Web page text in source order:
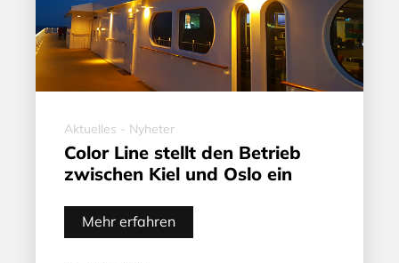
Aktuelles - Nyheter
Color Line stellt den Betrieb
zwischen Kiel und Oslo ein
Mehr erfahren